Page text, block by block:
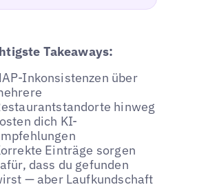
Takeaways:
Inkonsistenzen über
hinweg
dich KI-
Einträge sorgen
dass du gefunden
— aber Laufkundschaft